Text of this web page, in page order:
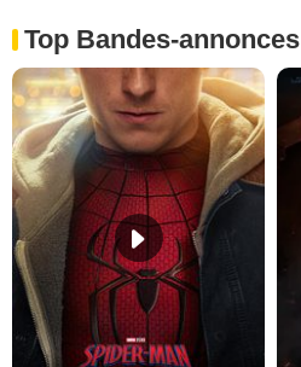
Top Bandes-annonces